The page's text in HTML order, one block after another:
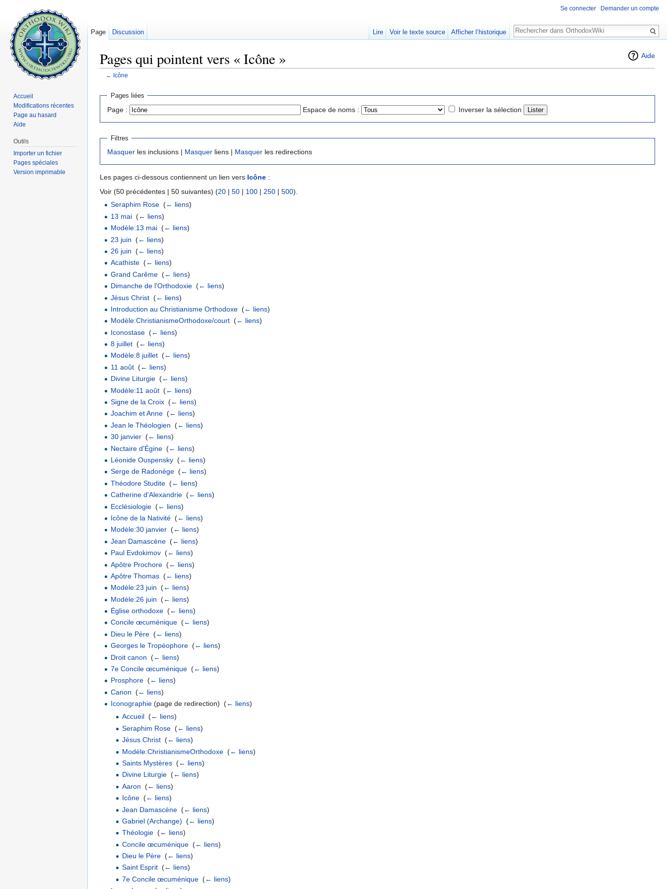
Aide
Pages qui pointent vers « Icône »
← Icône
Pages liées
Page : Espace de noms : Inverser la sélection
Filtres
Masquer les inclusions | Masquer liens | Masquer les redirections
Les pages ci-dessous contiennent un lien vers Icône :
Voir (50 précédentes | 50 suivantes) (20 | 50 | 100 | 250 | 500).
Seraphim Rose ‎(← liens)
13 mai ‎(← liens)
Modèle:13 mai ‎(← liens)
23 juin ‎(← liens)
26 juin ‎(← liens)
Acathiste ‎(← liens)
Grand Carême ‎(← liens)
Dimanche de l'Orthodoxie ‎(← liens)
Jésus Christ ‎(← liens)
Introduction au Christianisme Orthodoxe ‎(← liens)
Modèle:ChristianismeOrthodoxe/court ‎(← liens)
Iconostase ‎(← liens)
8 juillet ‎(← liens)
Modèle:8 juillet ‎(← liens)
11 août ‎(← liens)
Divine Liturgie ‎(← liens)
Modèle:11 août ‎(← liens)
Signe de la Croix ‎(← liens)
Joachim et Anne ‎(← liens)
Jean le Théologien ‎(← liens)
30 janvier ‎(← liens)
Nectaire d'Égine ‎(← liens)
Léonide Ouspensky ‎(← liens)
Serge de Radonège ‎(← liens)
Théodore Studite ‎(← liens)
Catherine d'Alexandrie ‎(← liens)
Ecclésiologie ‎(← liens)
Icône de la Nativité ‎(← liens)
Modèle:30 janvier ‎(← liens)
Jean Damascène ‎(← liens)
Paul Evdokimov ‎(← liens)
Apôtre Prochore ‎(← liens)
Apôtre Thomas ‎(← liens)
Modèle:23 juin ‎(← liens)
Modèle:26 juin ‎(← liens)
Église orthodoxe ‎(← liens)
Concile œcuménique ‎(← liens)
Dieu le Père ‎(← liens)
Georges le Tropéophore ‎(← liens)
Droit canon ‎(← liens)
7e Concile œcuménique ‎(← liens)
Prosphore ‎(← liens)
Canon ‎(← liens)
Iconographie (page de redirection) ‎(← liens)
Accueil‎ (← liens)
Seraphim Rose‎ (← liens)
Jésus Christ‎ (← liens)
Modèle:ChristianismeOrthodoxe‎ (← liens)
Saints Mystères‎ (← liens)
Divine Liturgie‎ (← liens)
Aaron (← liens)
Icône‎ (← liens)
Jean Damascène‎ (← liens)
Gabriel (Archange) (← liens)
Théologie‎ (← liens)
Concile œcuménique‎ (← liens)
Dieu le Père‎ (← liens)
Saint Esprit‎ (← liens)
7e Concile œcuménique‎ (← liens)
Se connecter Demander un compte
Page Discussion Lire Voir le texte source Afficher l’historique
Rechercher
Accueil
Modifications récentes
Page au hasard
Aide
Outils
Importer un fichier
Pages spéciales
Version imprimable